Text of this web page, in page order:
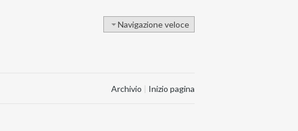
Navigazione veloce
Archivio | Inizio pagina